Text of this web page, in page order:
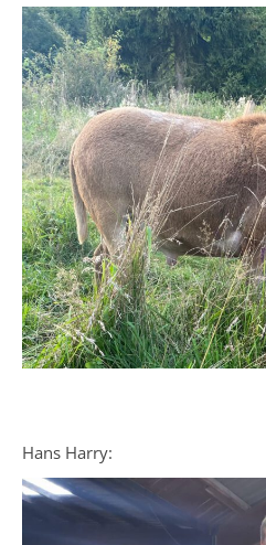
Hans Harry: